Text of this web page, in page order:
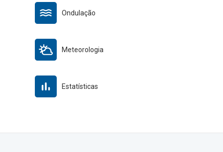
Ondulação
Meteorologia
Estatísticas